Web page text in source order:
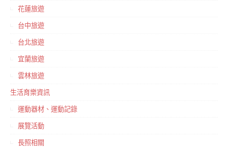
花蓮旅遊
台中旅遊
台北旅遊
宜蘭旅遊
雲林旅遊
生活育樂資訊
運動器材、運動記錄
展覽活動
長照相關